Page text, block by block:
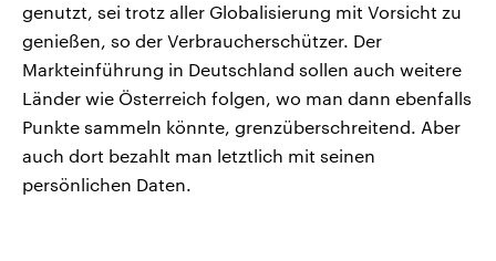
genutzt, sei trotz aller Globalisierung mit Vorsicht zu
genießen, so der Verbraucherschützer. Der
Markteinführung in Deutschland sollen auch weitere
Länder wie Österreich folgen, wo man dann ebenfalls
Punkte sammeln könnte, grenzüberschreitend. Aber
auch dort bezahlt man letztlich mit seinen
persönlichen Daten.